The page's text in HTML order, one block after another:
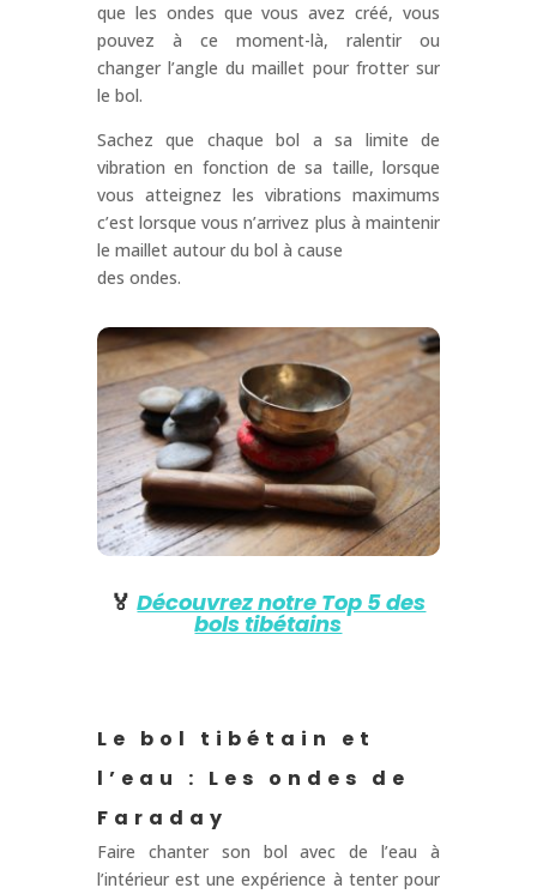
que les ondes que vous avez créé, vous
pouvez à ce moment-là, ralentir ou
changer l’angle du maillet pour frotter sur
le bol.
Sachez que chaque bol a sa limite de
vibration en fonction de sa taille, lorsque
vous atteignez les vibrations maximums
c’est lorsque vous n’arrivez plus à maintenir
le maillet autour du bol à cause
des ondes.
🏅Découvrez notre Top 5 des
bols tibétains
Le bol tibétain et
l’eau : Les ondes de
Faraday
Faire chanter son bol avec de l’eau à
l’intérieur est une expérience à tenter pour